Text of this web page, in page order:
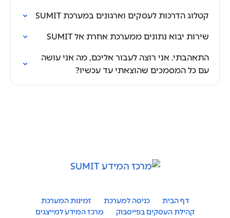
קטלוג הדרכות לעסקים וארגונים במערכת SUMIT
שירות יבוא נתונים ממערכת אחרת אל SUMIT
התאהבתי. אני רוצה לעבור אליכם, מה אני עושה
עם כל המסמכים שהוצאתי עד עכשיו?
דף הבית כניסה למערכת
זמינות המערכת
קהילת העסקים בפייסבוק
מרכז המידע למייצגים